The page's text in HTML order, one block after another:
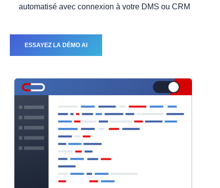
automatisé avec connexion à votre DMS ou CRM
ESSAYEZ LA DÉMO AI